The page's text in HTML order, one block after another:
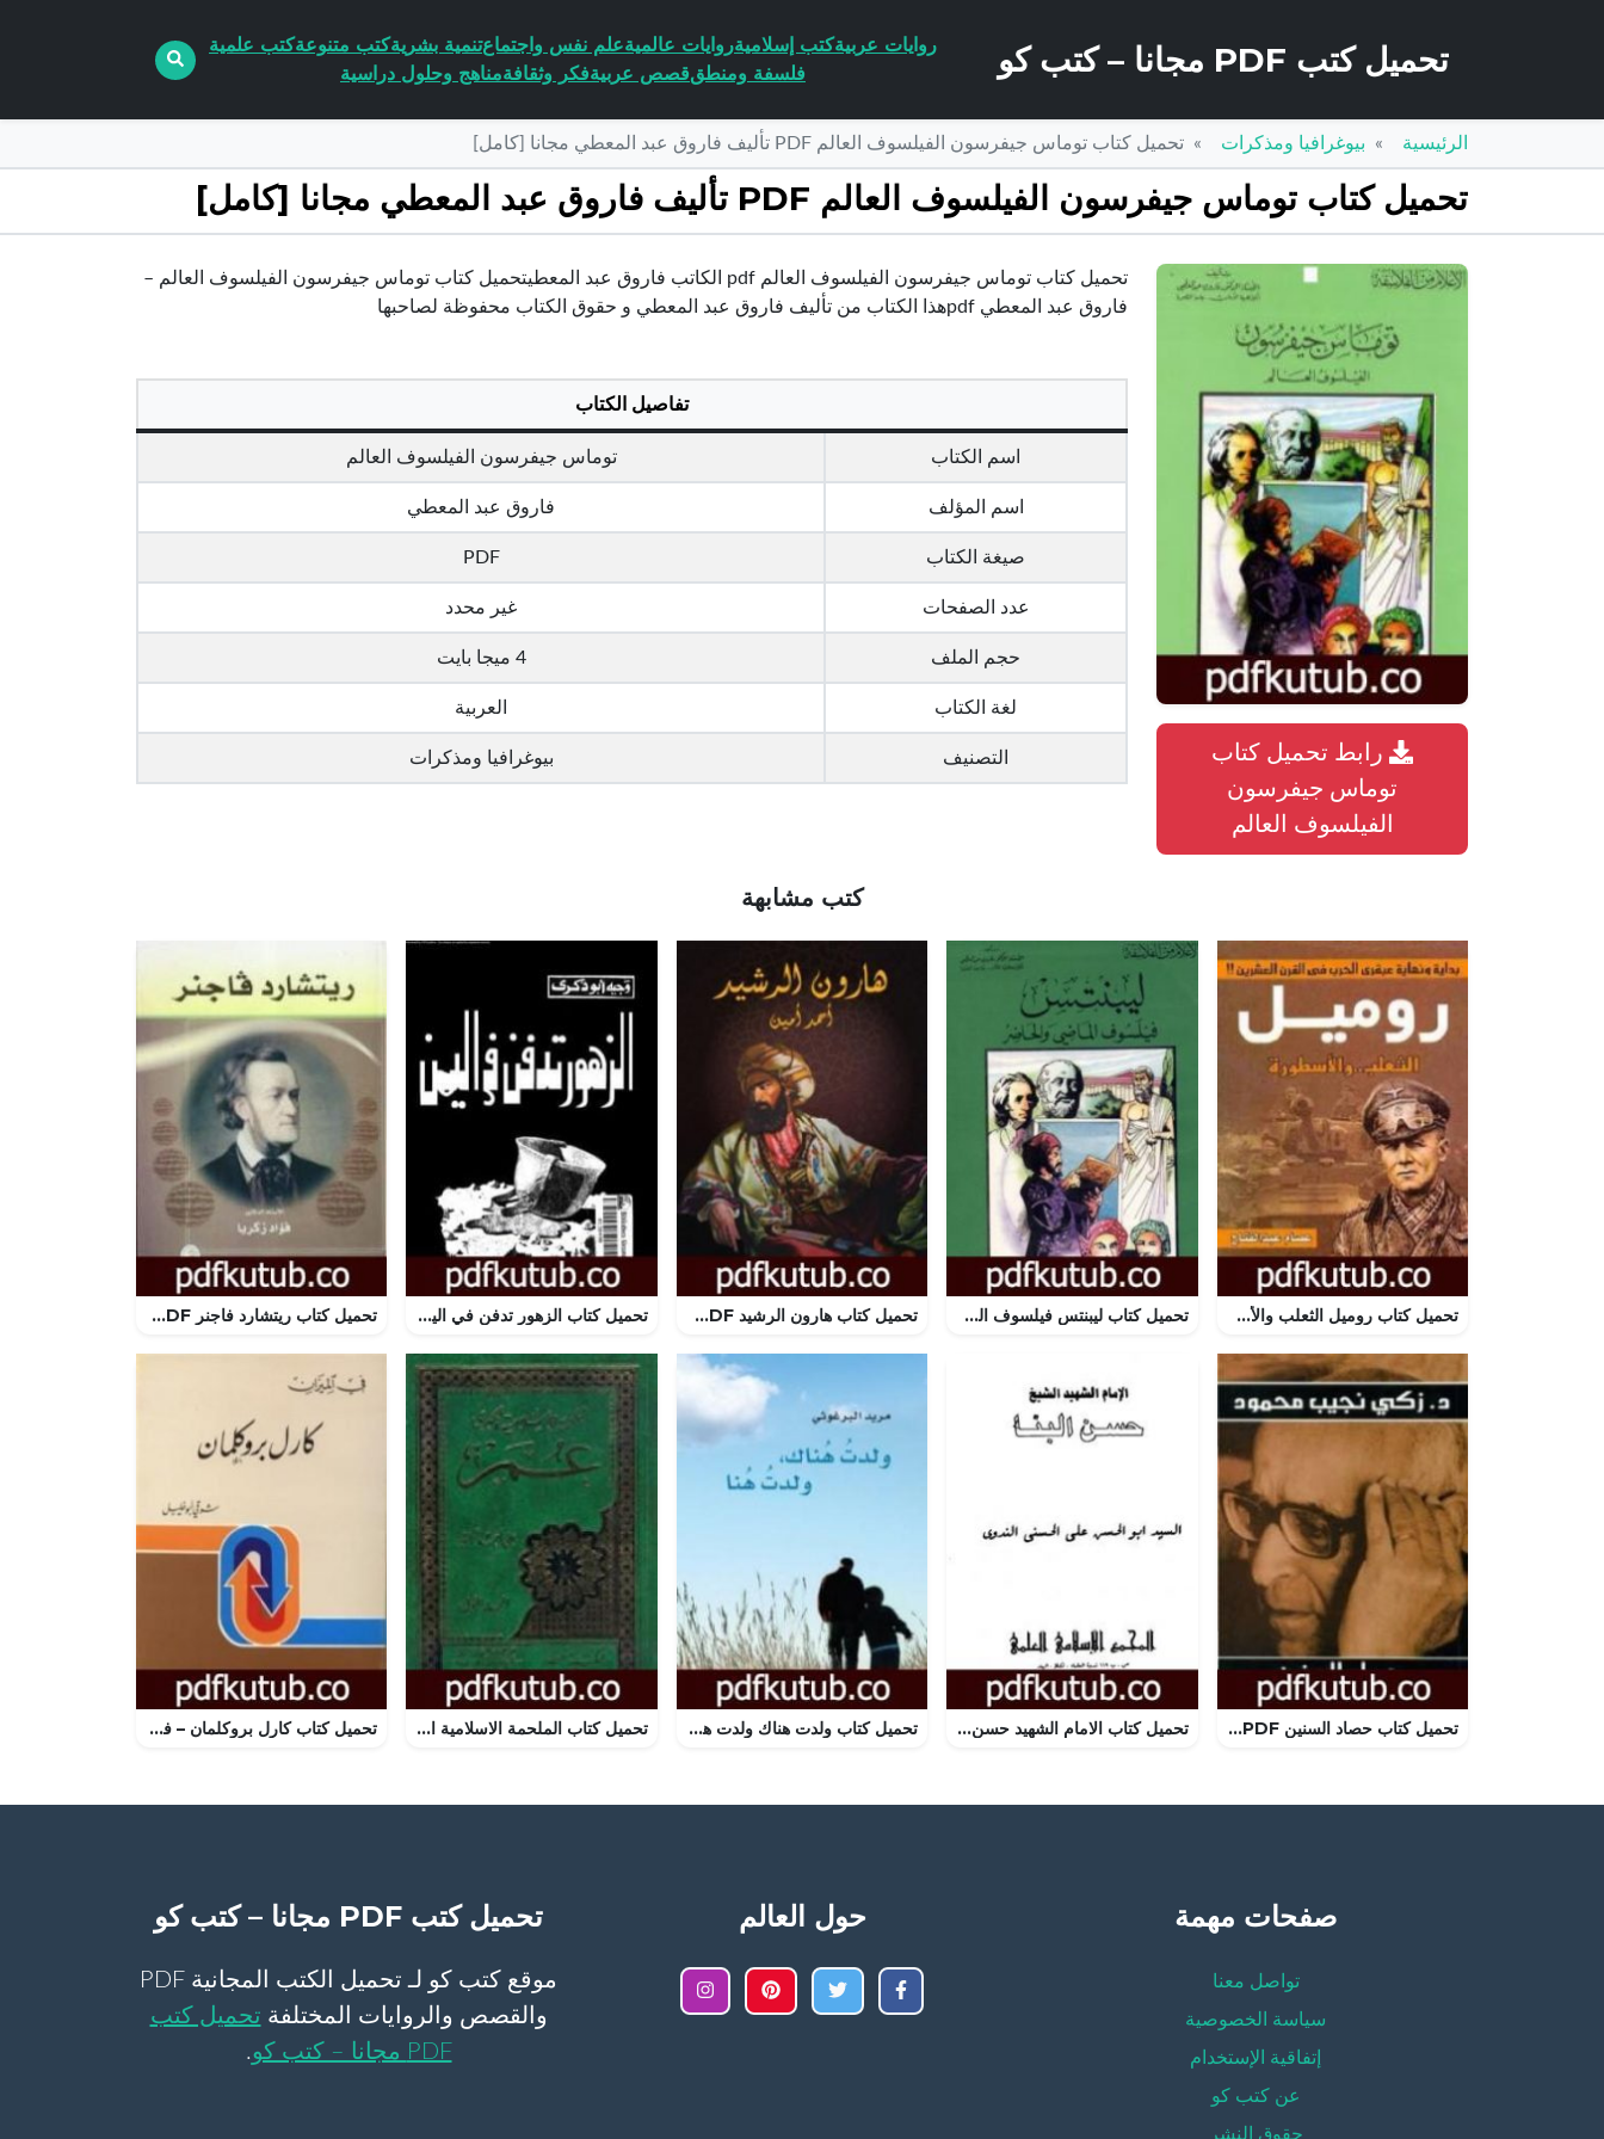
تحميل كتب PDF مجانا – كتب كو روايات عربيةكتب إسلاميةروايات عالميةعلم نفس واجتماعتنمية بشريةكتب متنوعةكتب علمية
فلسفة ومنطققصص عربيةفكر وثقافةمناهج وحلول دراسية
الرئيسية بيوغرافيا ومذكرات تحميل كتاب توماس جيفرسون الفيلسوف العالم PDF تأليف فاروق عبد المعطي مجانا [كامل]
تحميل كتاب توماس جيفرسون الفيلسوف العالم PDF تأليف فاروق عبد المعطي مجانا [كامل]
رابط تحميل كتاب
توماس جيفرسون
الفيلسوف العالم
تحميل كتاب توماس جيفرسون الفيلسوف العالم pdf الكاتب فاروق عبد المعطيتحميل كتاب توماس جيفرسون الفيلسوف العالم –
فاروق عبد المعطي pdfهذا الكتاب من تأليف فاروق عبد المعطي و حقوق الكتاب محفوظة لصاحبها
تفاصيل الكتاب
اسم الكتاب توماس جيفرسون الفيلسوف العالم
اسم المؤلف فاروق عبد المعطي
صيغة الكتاب PDF
عدد الصفحات غير محدد
حجم الملف 4 ميجا بايت
لغة الكتاب العربية
التصنيف بيوغرافيا ومذكرات
كتب مشابهة
تحميل كتاب روميل الثعلب والأسطورة PDF تأليف عصام عبد الفتاح مجانا [كامل] تحميل كتاب ليبنتس فيلسوف الماضي والحاضر PDF تأليف فاروق عبد المعطي مجانا [كامل] تحميل كتاب هارون الرشيد PDF تأليف أحمد أمين مجانا [كامل] تحميل كتاب الزهور تدفن في اليمن PDF تأليف وجيه أبو ذكرى مجانا [كامل] تحميل كتاب ريتشارد فاجنر PDF تأليف فؤاد زكريا مجانا [كامل]
تحميل كتاب حصاد السنين PDF تأليف زكي نجيب محمود مجانا [كامل] تحميل كتاب الامام الشهيد حسن البنا PDF تأليف أبو الحسن الندوي مجانا [كامل] تحميل كتاب ولدت هناك ولدت هنا PDF تأليف مريد البرغوثي مجانا [كامل] تحميل كتاب الملحمة الاسلامية الكبرى 1- عمر PDF تأليف علي أحمد باكثير مجانا [كامل] تحميل كتاب كارل بروكلمان – في الميزان PDF تأليف شوقي أبو خليل مجانا [كامل]
صفحات مهمة
تواصل معنا
سياسة الخصوصية
إتفاقية الإستخدام
عن كتب كو
حقوق النشر
حول العالم تحميل كتب PDF مجانا – كتب كو
موقع كتب كو لـ تحميل الكتب المجانية PDF
والقصص والروايات المختلفة تحميل كتب
PDF مجانا – كتب كو
.